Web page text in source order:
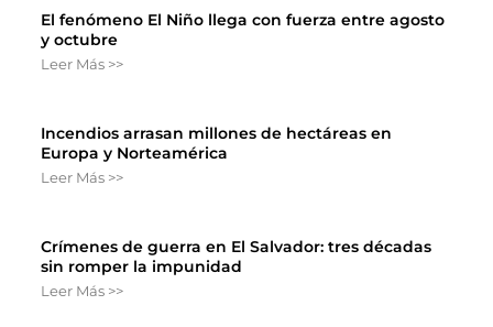
El fenómeno El Niño llega con fuerza entre agosto
y octubre
Leer Más >>
Incendios arrasan millones de hectáreas en
Europa y Norteamérica
Leer Más >>
Crímenes de guerra en El Salvador: tres décadas
sin romper la impunidad
Leer Más >>